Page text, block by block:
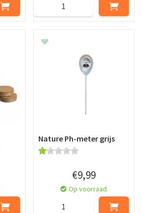
Nature Ph-meter grijs
€9,99
Op voorraad